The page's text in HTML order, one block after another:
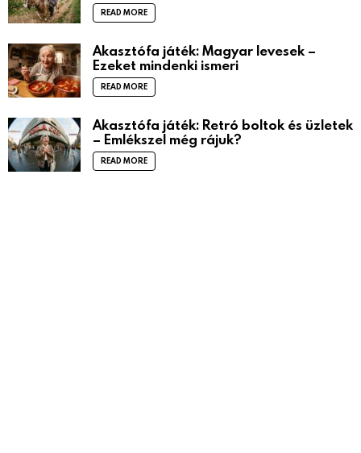
READ MORE
Akasztófa játék: Magyar levesek –
Ezeket mindenki ismeri
READ MORE
Akasztófa játék: Retró boltok és üzletek
– Emlékszel még rájuk?
READ MORE